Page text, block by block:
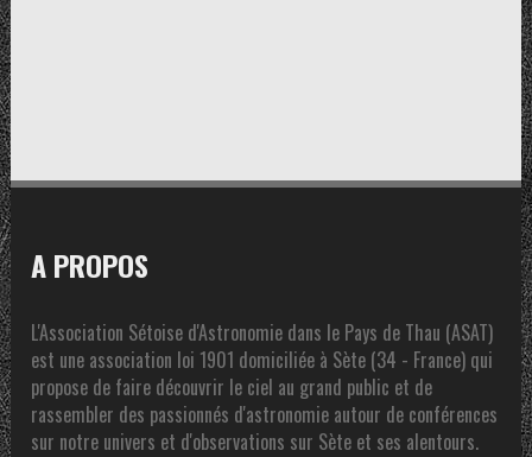
A PROPOS
L'Association Sétoise d'Astronomie dans le Pays de Thau (ASAT)
est une association loi 1901 domiciliée à Sète (34 - France) qui
propose de faire découvrir le ciel au grand public et de
rassembler des passionnés d'astronomie autour de conférences
sur notre univers et d'observations sur Sète et ses alentours.